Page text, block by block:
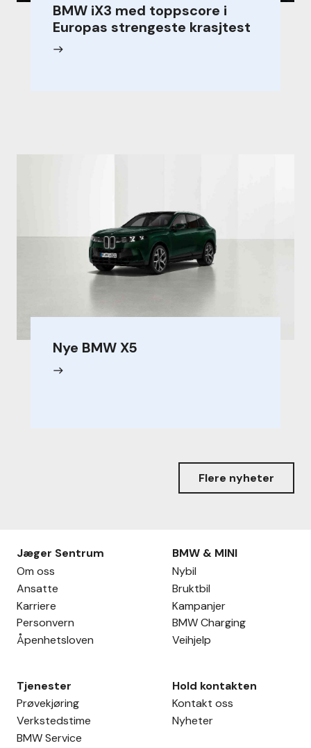
BMW iX3 med toppscore i
Europas strengeste krasjtest
east
Nye BMW X5
east
Flere nyheter
Jæger Sentrum
Om oss
Ansatte
Karriere
Personvern
Åpenhetsloven
BMW & MINI
Nybil
Bruktbil
Kampanjer
BMW Charging
Veihjelp
Tjenester
Prøvekjøring
Verkstedstime
BMW Service
Hold kontakten
Kontakt oss
Nyheter